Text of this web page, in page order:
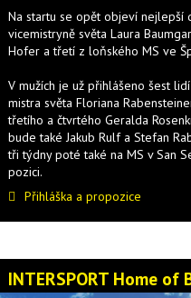
Na startu se opět objeví nejlepší
vicemistryně světa Laura
Hofer a třetí z loňského MS ve
V mužích je už přihlášeno šest
mistra světa Floriana
třetího a čtvrtého Geralda
bude také Jakub Rulf a Stefan
tři týdny poté také na MS v San
pozici.
Přihláška a propozice
INTERSPORT Home of